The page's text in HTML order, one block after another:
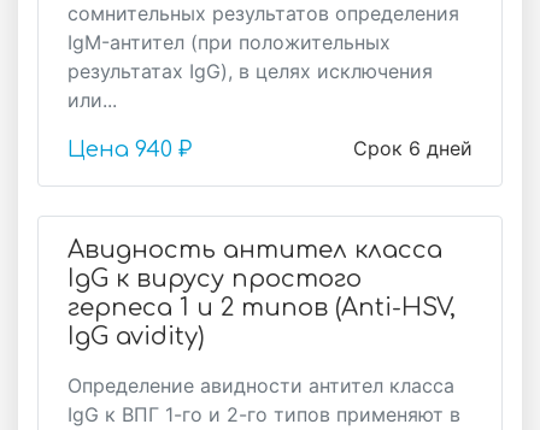
сомнительных результатов определения
IgM-антител (при положительных
результатах IgG), в целях исключения
или...
Срок 6 дней
Цена 940 ₽
Авидность антител класса
IgG к вирусу простого
герпеса 1 и 2 типов (Anti-HSV,
IgG avidity)
Определение авидности антител класса
IgG к ВПГ 1-го и 2-го типов применяют в